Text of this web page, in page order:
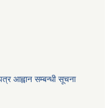
आह्वान सम्बन्धी सूचना